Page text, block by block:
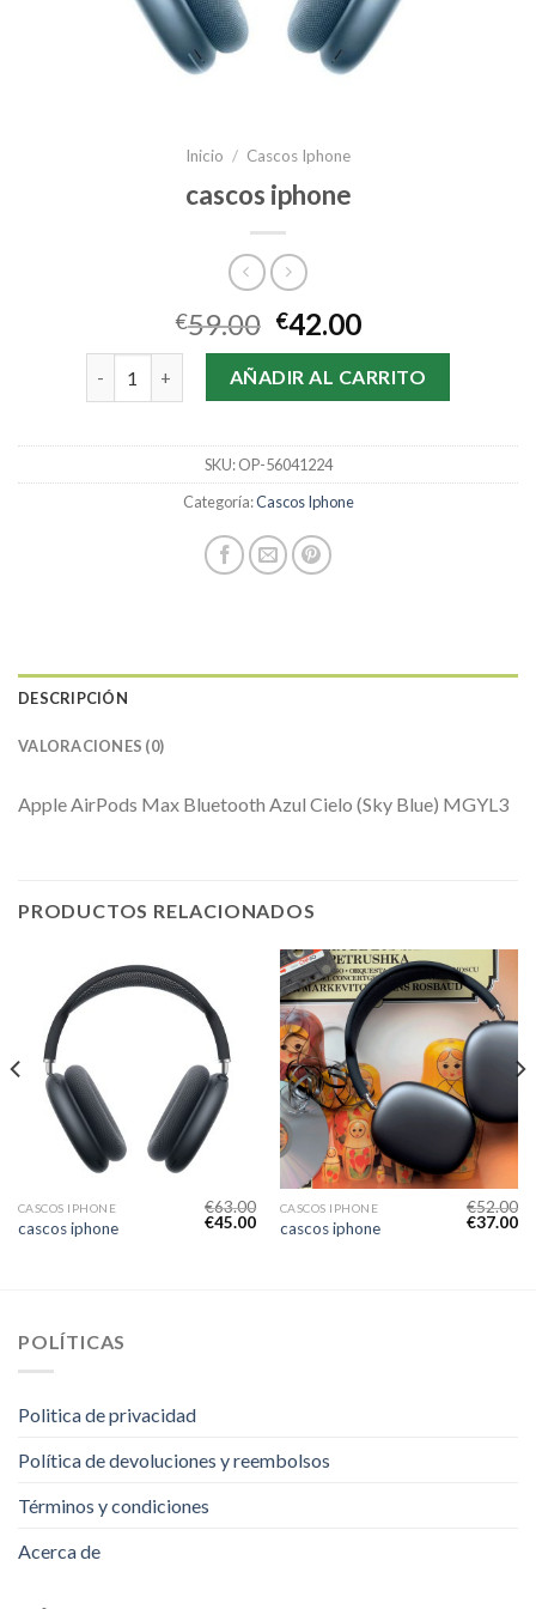
Inicio / Cascos Iphone
cascos iphone
€59.00 €42.00
cascos iphone cantidadAÑADIR AL CARRITO
SKU:OP-56041224
Categoría:Cascos Iphone
DESCRIPCIÓN
VALORACIONES (0)
Apple AirPods Max Bluetooth Azul Cielo (Sky Blue) MGYL3
PRODUCTOS RELACIONADOS
CASCOS IPHONE
cascos iphone
€63.00
€45.00
CASCOS IPHONE
cascos iphone
€52.00
€37.00
POLÍTICAS
Politica de privacidad
Política de devoluciones y reembolsos
Términos y condiciones
Acerca de